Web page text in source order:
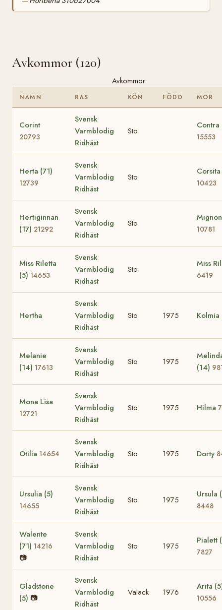
Avkommor (120)
Avkommor
NAMN RAS KÖN FÖDD MOR
Corint
20793
Svensk
Varmblodig
Ridhäst
Sto
Contra
15553
Herta (71)
12739
Svensk
Varmblodig
Ridhäst
Sto
10423
Hertiginnan
(17) 21292
Svensk
Varmblodig
Ridhäst
Sto
10781
Miss Riletta
(5) 14653
Svensk
Varmblodig
Ridhäst
Sto
Miss
6419
Hertha
Svensk
Varmblodig
Ridhäst
Sto 1975 Kolmia
Melanie
(14) 17613
Svensk
Varmblodig
Ridhäst
Sto 1975
(14)
Mona Lisa
12721
Svensk
Varmblodig
Ridhäst
Sto 1975 Hilma
Otilia 14654
Svensk
Varmblodig
Ridhäst
Sto 1975 Dorty
Ursulia (5)
14655
Svensk
Varmblodig
Ridhäst
Sto 1975
Ursula
8448
Walente
(71) 14216
📷
Svensk
Varmblodig
Ridhäst
Sto 1975
Pialett
7827
Gladstone
(5) 📷
Svensk
Varmblodig
Ridhäst
Valack 1976
Arita
10556